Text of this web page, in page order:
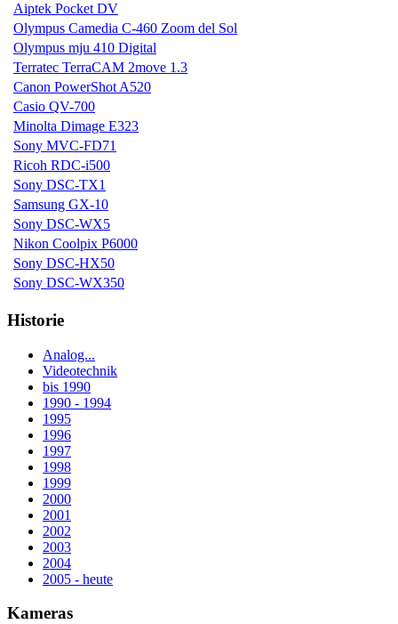
Aiptek Pocket DV
Olympus Camedia C-460 Zoom del Sol
Olympus mju 410 Digital
Terratec TerraCAM 2move 1.3
Canon PowerShot A520
Casio QV-700
Minolta Dimage E323
Sony MVC-FD71
Ricoh RDC-i500
Sony DSC-TX1
Samsung GX-10
Sony DSC-WX5
Nikon Coolpix P6000
Sony DSC-HX50
Sony DSC-WX350
Historie
Analog...
Videotechnik
bis 1990
1990 - 1994
1995
1996
1997
1998
1999
2000
2001
2002
2003
2004
2005 - heute
Kameras